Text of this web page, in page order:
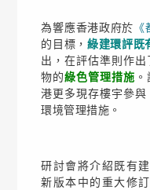
為響應香港政府於
的目標，綠建環評既
出，在評估準則作
物的綠色管理措施
港更多現存樓宇參
環境管理措施。
研討會將介紹既有
新版本中的重大修